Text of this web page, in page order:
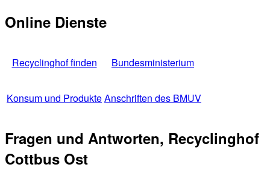
Online Dienste
Recyclinghof finden Bundesministerium
Konsum und ProdukteAnschriften des BMUV
Fragen und Antworten, Recyclinghof
Cottbus Ost